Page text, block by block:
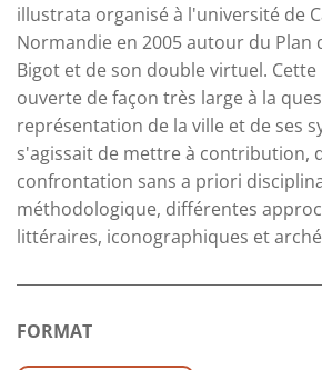
illustrata organisé à l'université de
Normandie en 2005 autour du Plan
Bigot et de son double virtuel.
ouverte de façon très large à la
représentation de la ville et de ses
s'agissait de mettre à contribution,
confrontation sans a priori
méthodologique, différentes
littéraires, iconographiques et
FORMAT